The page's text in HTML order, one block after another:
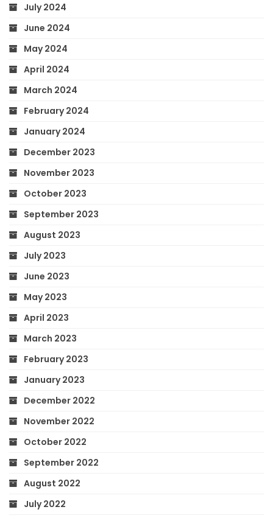
July 2024
June 2024
May 2024
April 2024
March 2024
February 2024
January 2024
December 2023
November 2023
October 2023
September 2023
August 2023
July 2023
June 2023
May 2023
April 2023
March 2023
February 2023
January 2023
December 2022
November 2022
October 2022
September 2022
August 2022
July 2022